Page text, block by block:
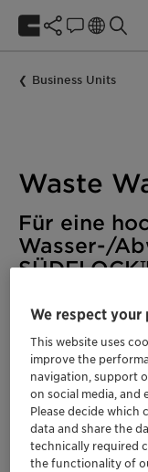
Business Units
Waste
Für eine
Wasser-/
SÜDFLOCK™ K2
kommunalen und
ausgewogene
Eisen- und
effiziente wie
We respect your
This website uses
improve the
navigation, support
on social media,
Please decide which
data and share the
technically required
the functionality of